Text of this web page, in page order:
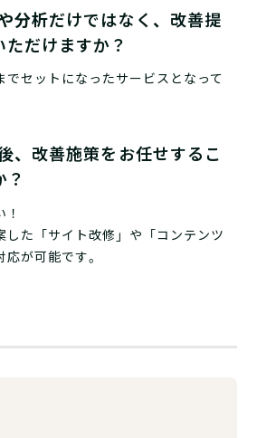
分析だけではなく、改善提
だけますか？
でセットになったサービスとなって
、改善施策をお任せするこ
？
した「サイト改修」や「コンテンツ
が可能です。